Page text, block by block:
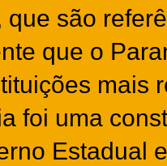
que são
que o
mais
foi uma
Estadual